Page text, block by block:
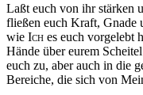
Laßt euch von ihr stärken
fließen euch Kraft, Gnade
wie Ich es euch vorgelebt
Hände über eurem
euch zu, aber auch in die
Bereiche, die sich von